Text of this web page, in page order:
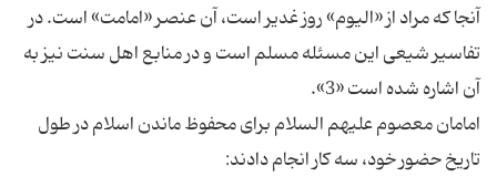
آنجا كه مراد از «اليوم» روز غدير است، آن عنصر «امامت» است. در
تفاسير شيعى اين مسئله مسلم است و در منابع اهل سنت نيز به
آن اشاره شده است «3».
امامان معصوم عليهم السلام براى محفوظ ماندن اسلام در طول
تاريخ حضور خود، سه كار انجام دادند: